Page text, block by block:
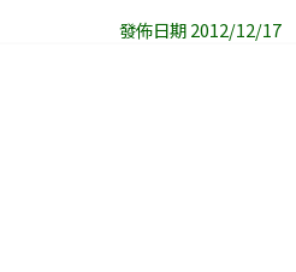
發佈日期 2012/12/17